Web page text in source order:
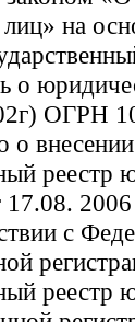
на
о
ОГРН
о
с
реестр